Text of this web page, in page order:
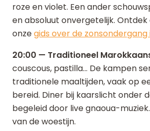
roze en violet. Een ander
en absoluut onvergetelijk. Ontdek
onzegids over de zonsondergang
20:00 — Traditioneel
couscous, pastilla... De kampen
traditionele maaltijden, vaak op
bereid. Diner bij kaarslicht onder
begeleid door live gnaoua-
van de woestijn.